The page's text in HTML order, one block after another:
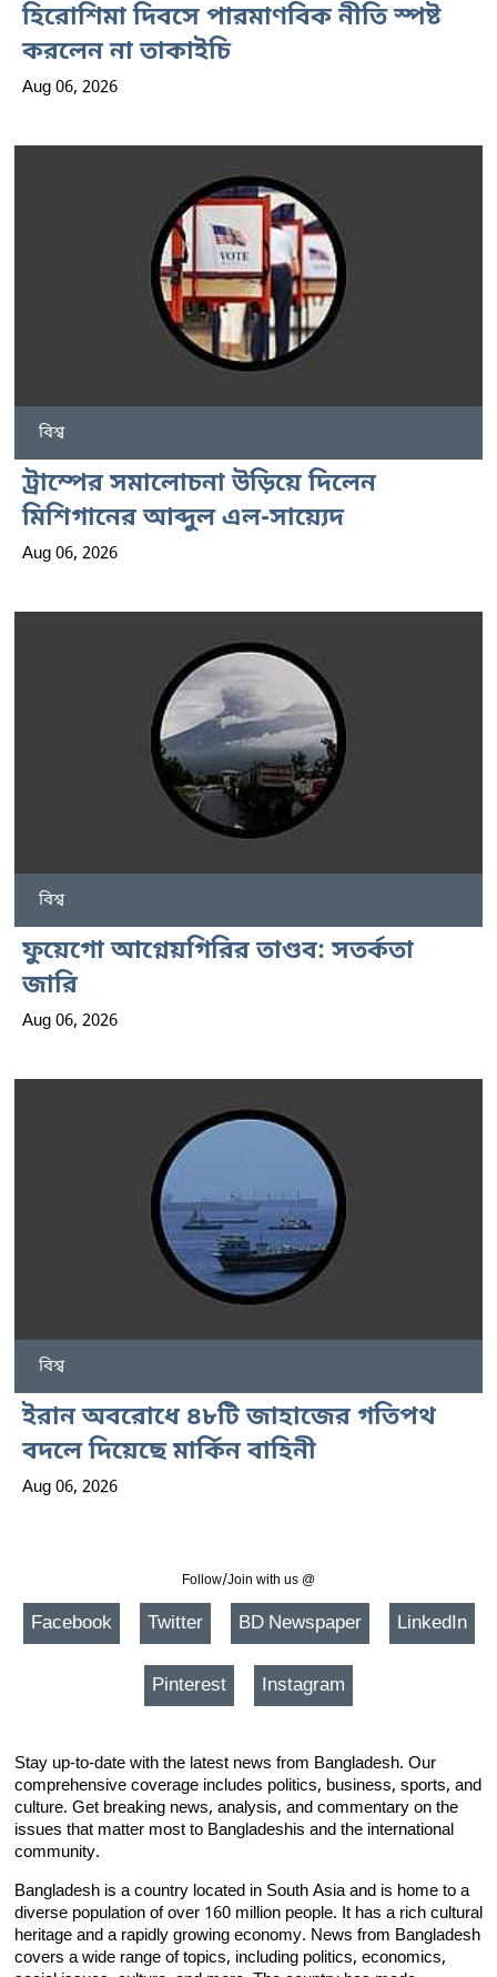
হিরোশিমা দিবসে পারমাণবিক নীতি স্পষ্ট
করলেন না তাকাইচি
Aug 06, 2026
বিশ্ব
ট্রাম্পের সমালোচনা উড়িয়ে দিলেন
মিশিগানের আব্দুল এল-সায়্যেদ
Aug 06, 2026
বিশ্ব
ফুয়েগো আগ্নেয়গিরির তাণ্ডব: সতর্কতা
জারি
Aug 06, 2026
বিশ্ব
ইরান অবরোধে ৪৮টি জাহাজের গতিপথ
বদলে দিয়েছে মার্কিন বাহিনী
Aug 06, 2026
Follow/Join with us @
Facebook Twitter BD Newspaper LinkedIn
Pinterest Instagram
Stay up-to-date with the latest news from Bangladesh. Our
comprehensive coverage includes politics, business, sports, and
culture. Get breaking news, analysis, and commentary on the
issues that matter most to Bangladeshis and the international
community.
Bangladesh is a country located in South Asia and is home to a
diverse population of over 160 million people. It has a rich cultural
heritage and a rapidly growing economy. News from Bangladesh
covers a wide range of topics, including politics, economics,